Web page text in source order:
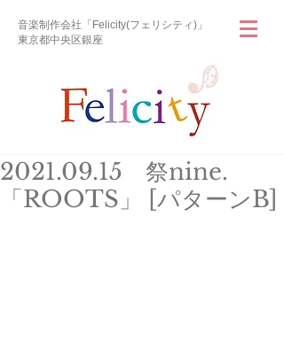
音楽制作会社「Felicity(フェリシティ)」
東京都中央区銀座
2021.09.15 祭nine.
「ROOTS」 [パターンB]